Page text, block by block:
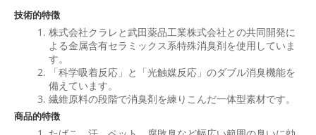
技術的特徴
株式会社クラレと武田薬品工業株式会社との共同開発に
よる金属含有セラミックス系特殊消臭剤を使用していま
す。
「科学吸着反応」と「光触媒反応」のダブル消臭機能を
備えています。
繊維原料の段階で消臭剤を練りこんだ一体型素材です。
商品的特徴